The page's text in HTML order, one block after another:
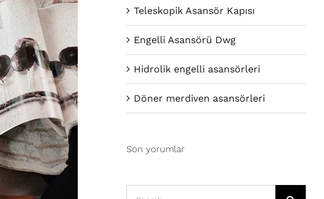
Teleskopik Asansör Kapısı
Engelli Asansörü Dwg
Hidrolik engelli asansörleri
Döner merdiven asansörleri
Son yorumlar